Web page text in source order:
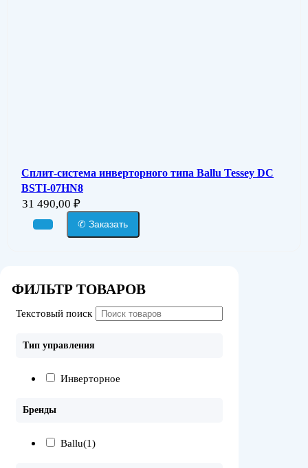
Сплит-система инверторного типа Ballu Tessey DC
BSTI-07HN8
31 490,00 ₽
✆ Заказать
ФИЛЬТР ТОВАРОВ
Текстовый поиск
Тип управления
Инверторное
Бренды
Ballu(1)